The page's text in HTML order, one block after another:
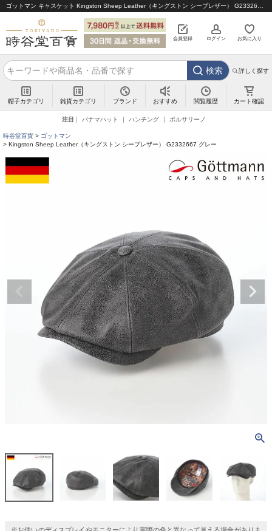
会員登録 ログイン お気に入り
検索 詳しく探す
帽子カテゴリ 雑貨カテゴリ ブランド おすすめ 閲覧履歴 カート確認
注目 パナマハット ハンチング ボルサリーノ
時谷堂百貨
ゴットマン
Kingston Sheep Leather（キングストン シープレザー） G2332667 グレー